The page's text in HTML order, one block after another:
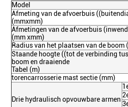
Model
Afmeting van de afvoerbuis
(mmxmm)
Afmetingen van de afvoerbuis
(mm xmm)
Radius van het plaatsen van de boom
Staande hoogte ((tot de verbinding
boom en draaiende
Tabel (m)
torencarrosserie mast sectie (mm)
Drie hydraulisch opvouwbare armen